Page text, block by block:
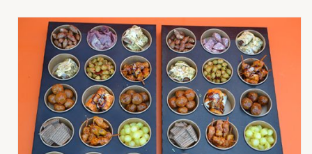
TOEVOEGEN AAN WINKELWAGEN /